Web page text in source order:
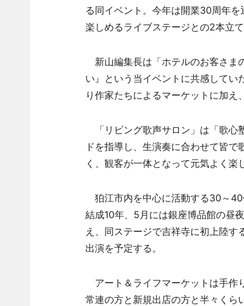
る同イベント。今年は開業30周年
楽しめるライブステージとの2本立て
新山編集長は「ホテルのお客さま
い』という当イベントに共感してい
り作家たちによるマーケットに加え
「リビング歌声サロン」は「歌心
ドを指導し、生演奏に合わせて皆
く、観客が一体となって元気よく楽
狛江市内を中心に活動する30～40
結成10年、5月には銀座博品館の昼
え、同ステージで吉祥寺に初上陸
出演を予定する。
アート＆ライフマーケットは手作
常連の方と新規出店の方と半々くら